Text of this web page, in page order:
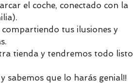
el coche, conectado con la
tus ilusiones y
tienda y tendremos todo listo
sabemos que lo harás genial!!